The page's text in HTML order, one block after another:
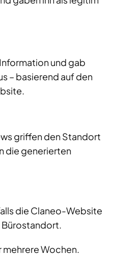
und gab
– basierend auf den
griffen den Standort
die generierten
die Claneo-Website
Bürostandort.
mehrere Wochen.